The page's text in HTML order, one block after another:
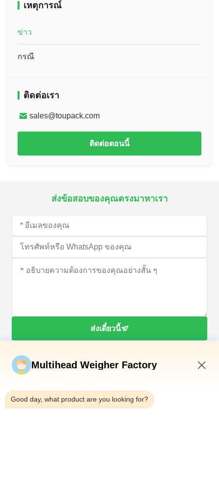
เหตุการณ์
ข่าว
กรณี
ติดต่อเรา
sales@toupack.com
ติดต่อตอนนี้
ส่งข้อสอบของคุณตรงมาหาเรา
ส่งเดี๋ยวนี้
Multihead Weigher Factory
Good day, what product are you looking for?